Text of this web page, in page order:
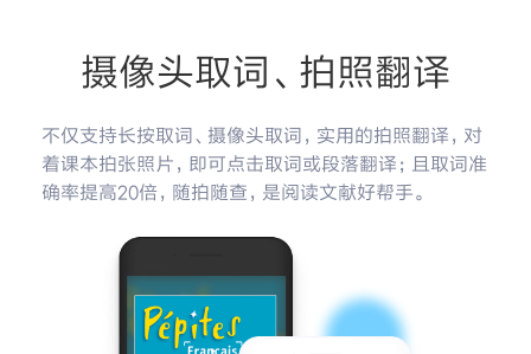
摄像头取词、拍照翻译
不仅支持长按取词、摄像头取词，实用的拍照翻译，对
着课本拍张照片，即可点击取词或段落翻译；且取词准
确率提高20倍，随拍随查，是阅读文献好帮手。